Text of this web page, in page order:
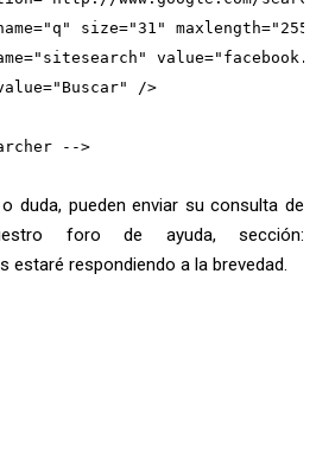
size="31"
/>
duda, pueden enviar su consulta de
foro de ayuda, sección:
estaré respondiendo a la brevedad.